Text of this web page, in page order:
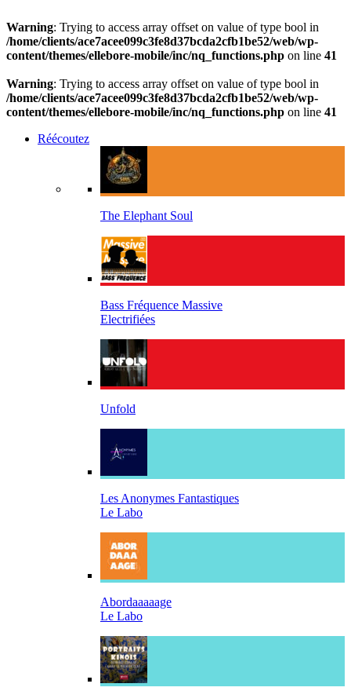
Warning: Trying to access array offset on value of type bool in
/home/clients/ace7acee099c3fe8d37bcda2cfb1be52/web/wp-
content/themes/ellebore-mobile/inc/nq_functions.php on line 41
Warning: Trying to access array offset on value of type bool in
/home/clients/ace7acee099c3fe8d37bcda2cfb1be52/web/wp-
content/themes/ellebore-mobile/inc/nq_functions.php on line 41
Réécoutez
The Elephant Soul
Bass Fréquence Massive
Electrifiées
Unfold
Les Anonymes Fantastiques
Le Labo
Abordaaaaage
Le Labo